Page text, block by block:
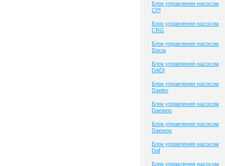
Блок управления насосом
CPI
Блок управления насосом
CRG
Блок управления насосом
Dacia
Блок управления насосом
DADI
Блок управления насосом
Daelim
Блок управления насосом
Daewoo
Блок управления насосом
Daewoo
Блок управления насосом
Daf
Блок управления насосом